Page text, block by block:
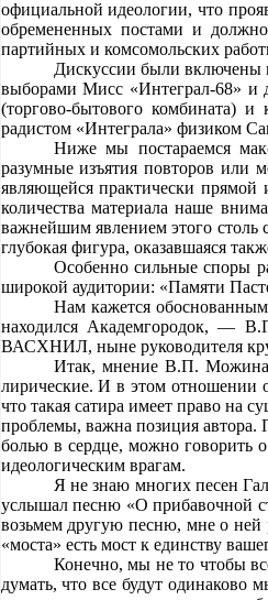
официальной идеологии, что
обремененных постами и
партийных и комсомольских
Дискуссии были включены
выборами Мисс «Интеграл-68» и
(торгово-бытового комбината)
радистом «Интеграла» физиком
Ниже мы постараемся
разумные изъятия повторов или
являющейся практически прямой
количества материала наше
важнейшим явлением этого столь
глубокая фигура, оказавшаяся
Особенно сильные споры
широкой аудитории: «Памяти
Нам кажется обоснованным
находился Академгородок, —
ВАСХНИЛ, ныне руководителя
Итак, мнение В.П. Можина:
лирические. И в этом отношении
что такая сатира имеет право на
проблемы, важна позиция автора.
болью в сердце, можно говорить
идеологическим врагам.
Я не знаю многих песен
услышал песню «О прибавочной
возьмем другую песню, мне о ней
«моста» есть мост к единству
Конечно, мы не то чтобы
думать, что все будут